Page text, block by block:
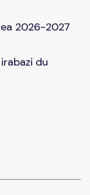
2026-2027
du